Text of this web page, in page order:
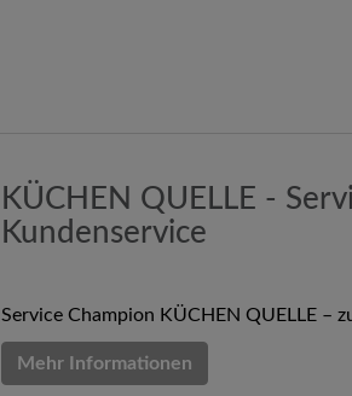
KÜCHEN QUELLE -
Kundenservice
Service Champion KÜCHEN QUELLE –
Mehr Informationen